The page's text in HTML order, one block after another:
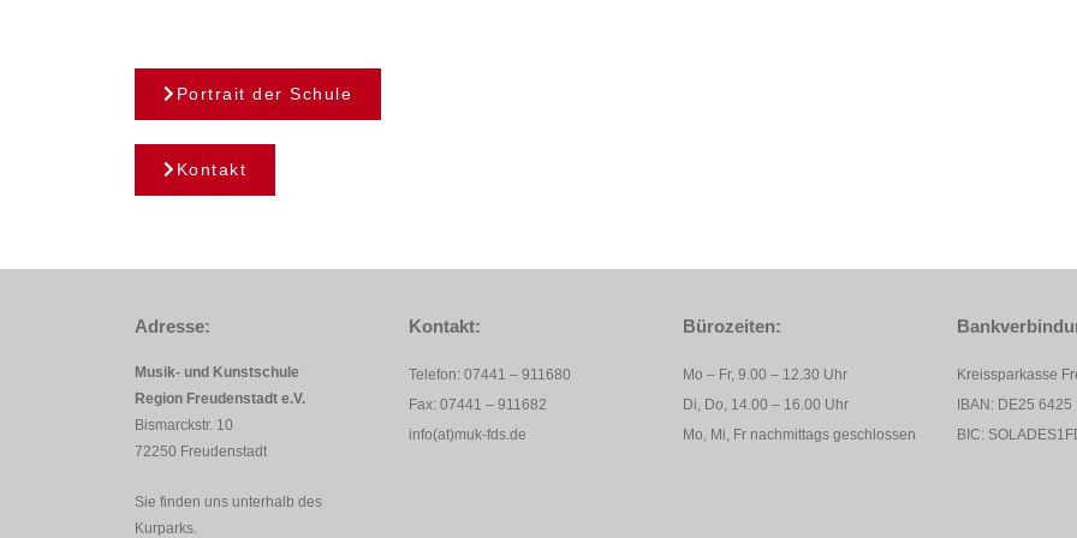
Portrait der Schule
Kontakt
Adresse:
Musik- und Kunstschule
Region Freudenstadt e.V.
Bismarckstr. 10
72250 Freudenstadt
Sie finden uns unterhalb des
Kurparks.
Kontakt:
Telefon: 07441 – 911680
Fax: 07441 – 911682
info(at)muk-fds.de
Bürozeiten:
Mo – Fr, 9.00 – 12.30 Uhr
Di, Do, 14.00 – 16.00 Uhr
Mo, Mi, Fr nachmittags geschlossen
Kreissparkasse
IBAN: DE25 6425
BIC: